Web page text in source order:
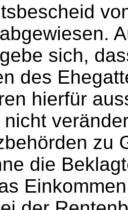
sich,
des
hierfür
nicht
zu
die